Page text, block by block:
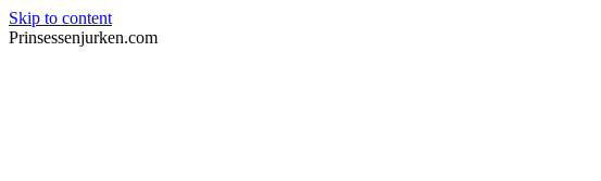
Skip to content
Prinsessenjurken.com